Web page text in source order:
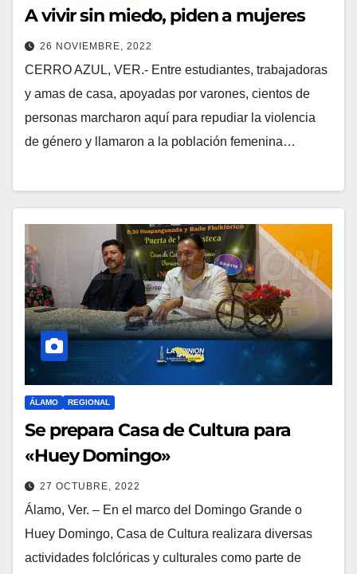
A vivir sin miedo, piden a mujeres
26 NOVIEMBRE, 2022
CERRO AZUL, VER.- Entre estudiantes, trabajadoras
y amas de casa, apoyadas por varones, cientos de
personas marcharon aquí para repudiar la violencia
de género y llamaron a la población femenina…
ÁLAMO REGIONAL
Se prepara Casa de Cultura para
«Huey Domingo»
27 OCTUBRE, 2022
Álamo, Ver. – En el marco del Domingo Grande o
Huey Domingo, Casa de Cultura realizara diversas
actividades folclóricas y culturales como parte de